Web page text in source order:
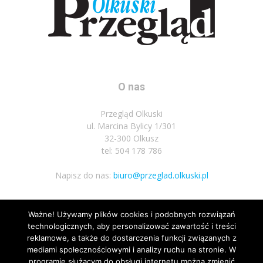
O nas
Przegląd Olkuski
ul. Marcina Bylicy 1/301
32-300 Olkusz
tel: 504 178 786
Napisz do nas: biuro@przeglad.olkuski.pl
Podążaj za nami
Ważne! Używamy plików cookies i podobnych rozwiązań
technologicznych, aby personalizować zawartość i treści
reklamowe, a także do dostarczenia funkcji związanych z
mediami społecznościowymi i analizy ruchu na stronie. W